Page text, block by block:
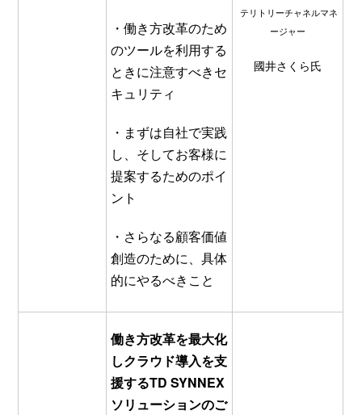
・働き方改革のため
のツールを利用する
ときに注意すべきセ
キュリティ
・まずは自社で実践
し、そしてお客様に
提案するためのポイ
ント
・さらなる顧客価値
創造のために、具体
的にやるべきこと
テリトリーチャネルマネ
ージャー
國井さくら氏
働き方改革を最大化
しクラウド導入を支
援するTD SYNNEX
ソリューションのご